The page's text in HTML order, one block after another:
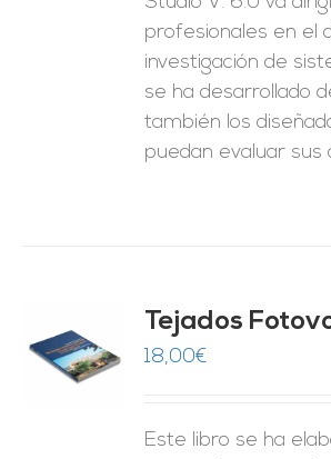
profesionales en el
investigación de
se ha desarrollado
también los
puedan evaluar sus
Tejados
18,00€
Este libro se ha